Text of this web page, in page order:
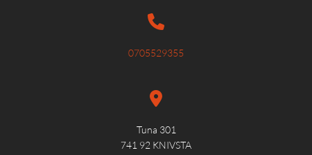

0705529355

Tuna 301
741 92 KNIVSTA